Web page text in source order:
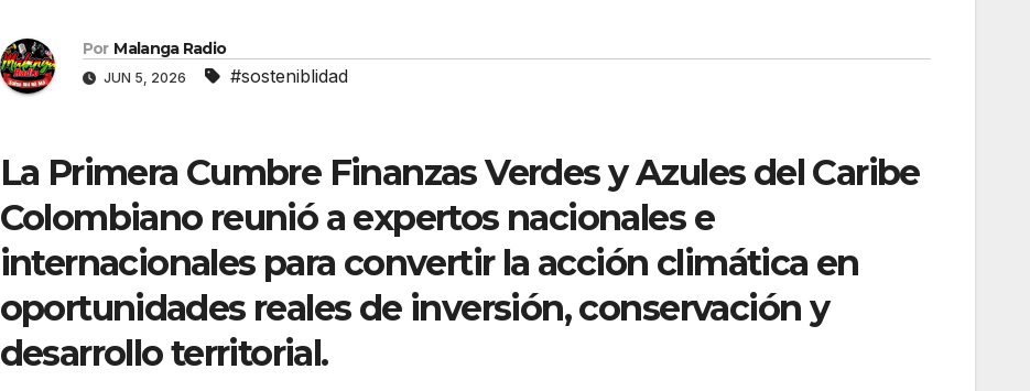
Por Malanga Radio
JUN 5, 2026 #sosteniblidad
La Primera Cumbre Finanzas Verdes y Azules del Caribe
Colombiano reunió a expertos nacionales e
internacionales para convertir la acción climática en
oportunidades reales de inversión, conservación y
desarrollo territorial.